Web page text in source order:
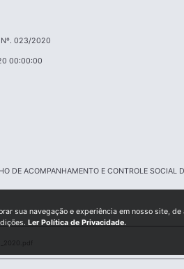
Nº. 023/2020
00:00:00
DE ACOMPANHAMENTO E CONTROLE SOCIAL
sua navegação e experiência em nosso site,
Ler Política de Privacidade.